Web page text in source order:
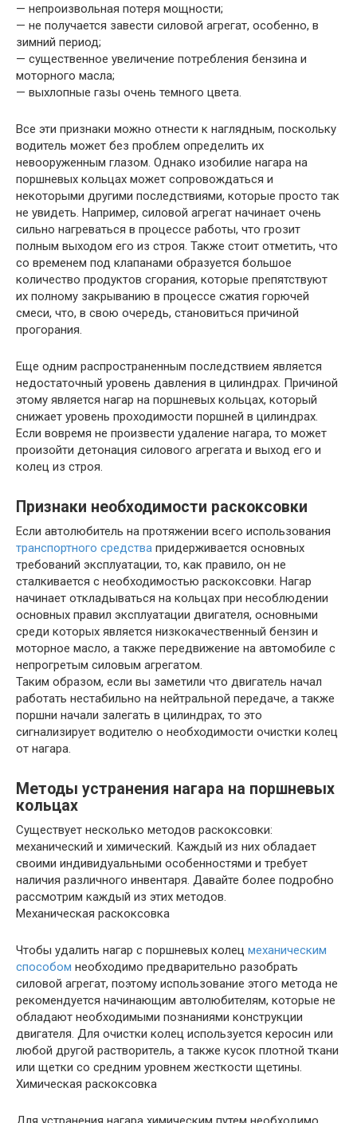
— непроизвольная потеря мощности;
— не получается завести силовой агрегат, особенно, в
зимний период;
— существенное увеличение потребления бензина и
моторного масла;
— выхлопные газы очень темного цвета.
Все эти признаки можно отнести к наглядным, поскольку
водитель может без проблем определить их
невооруженным глазом. Однако изобилие нагара на
поршневых кольцах может сопровождаться и
некоторыми другими последствиями, которые просто так
не увидеть. Например, силовой агрегат начинает очень
сильно нагреваться в процессе работы, что грозит
полным выходом его из строя. Также стоит отметить, что
со временем под клапанами образуется большое
количество продуктов сгорания, которые препятствуют
их полному закрыванию в процессе сжатия горючей
смеси, что, в свою очередь, становиться причиной
прогорания.
Еще одним распространенным последствием является
недостаточный уровень давления в цилиндрах. Причиной
этому является нагар на поршневых кольцах, который
снижает уровень проходимости поршней в цилиндрах.
Если вовремя не произвести удаление нагара, то может
произойти детонация силового агрегата и выход его и
колец из строя.
Признаки необходимости раскоксовки
Если автолюбитель на протяжении всего использования
транспортного средства придерживается основных
требований эксплуатации, то, как правило, он не
сталкивается с необходимостью раскоксовки. Нагар
начинает откладываться на кольцах при несоблюдении
основных правил эксплуатации двигателя, основными
среди которых является низкокачественный бензин и
моторное масло, а также передвижение на автомобиле с
непрогретым силовым агрегатом.
Таким образом, если вы заметили что двигатель начал
работать нестабильно на нейтральной передаче, а также
поршни начали залегать в цилиндрах, то это
сигнализирует водителю о необходимости очистки колец
от нагара.
Методы устранения нагара на поршневых
кольцах
Существует несколько методов раскоксовки:
механический и химический. Каждый из них обладает
своими индивидуальными особенностями и требует
наличия различного инвентаря. Давайте более подробно
рассмотрим каждый из этих методов.
Механическая раскоксовка
Чтобы удалить нагар с поршневых колец механическим
способом необходимо предварительно разобрать
силовой агрегат, поэтому использование этого метода не
рекомендуется начинающим автолюбителям, которые не
обладают необходимыми познаниями конструкции
двигателя. Для очистки колец используется керосин или
любой другой растворитель, а также кусок плотной ткани
или щетки со средним уровнем жесткости щетины.
Химическая раскоксовка